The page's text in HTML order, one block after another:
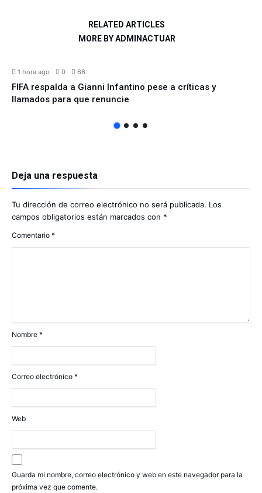
RELATED ARTICLES
MORE BY ADMINACTUAR
1 hora ago 0 66
FIFA respalda a Gianni Infantino pese a críticas y
llamados para que renuncie
Deja una respuesta
Tu dirección de correo electrónico no será publicada. Los
campos obligatorios están marcados con *
Comentario *
Nombre *
Correo electrónico *
Web
Guarda mi nombre, correo electrónico y web en este navegador para la
próxima vez que comente.